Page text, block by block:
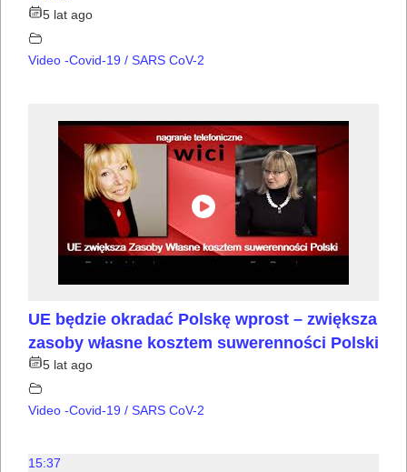
5 lat ago
Video -Covid-19 / SARS CoV-2
UE będzie okradać Polskę wprost – zwiększa
zasoby własne kosztem suwerenności Polski
5 lat ago
Video -Covid-19 / SARS CoV-2
15:37